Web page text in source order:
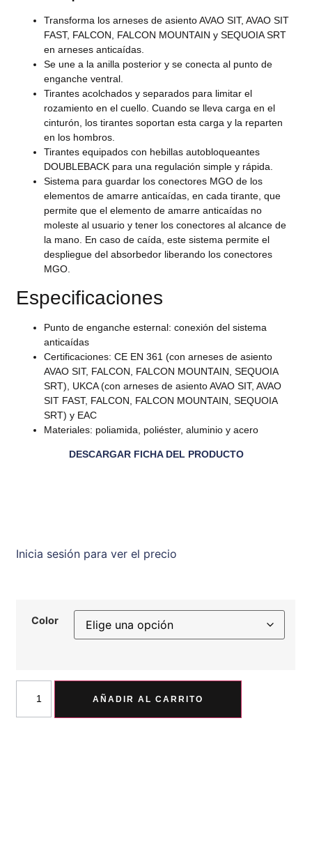
Transforma los arneses de asiento AVAO SIT, AVAO SIT
FAST, FALCON, FALCON MOUNTAIN y SEQUOIA SRT
en arneses anticaídas.
Se une a la anilla posterior y se conecta al punto de
enganche ventral.
Tirantes acolchados y separados para limitar el
rozamiento en el cuello. Cuando se lleva carga en el
cinturón, los tirantes soportan esta carga y la reparten
en los hombros.
Tirantes equipados con hebillas autobloqueantes
DOUBLEBACK para una regulación simple y rápida.
Sistema para guardar los conectores MGO de los
elementos de amarre anticaídas, en cada tirante, que
permite que el elemento de amarre anticaídas no
moleste al usuario y tener los conectores al alcance de
la mano. En caso de caída, este sistema permite el
despliegue del absorbedor liberando los conectores
MGO.
Especificaciones
Punto de enganche esternal: conexión del sistema
anticaídas
Certificaciones: CE EN 361 (con arneses de asiento
AVAO SIT, FALCON, FALCON MOUNTAIN, SEQUOIA
SRT), UKCA (con arneses de asiento AVAO SIT, AVAO
SIT FAST, FALCON, FALCON MOUNTAIN, SEQUOIA
SRT) y EAC
Materiales: poliamida, poliéster, aluminio y acero
DESCARGAR FICHA DEL PRODUCTO
Inicia sesión para ver el precio
Color
AÑADIR AL CARRITO